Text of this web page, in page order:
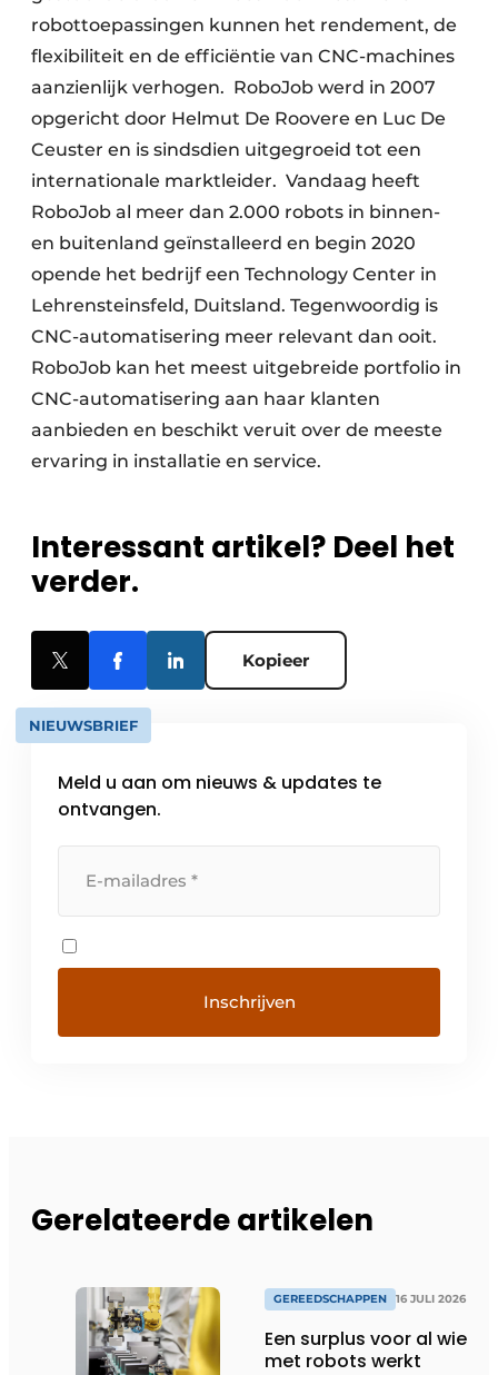
robottoepassingen kunnen het rendement, de
flexibiliteit en de efficiëntie van CNC-machines
aanzienlijk verhogen. RoboJob werd in 2007
opgericht door Helmut De Roovere en Luc De
Ceuster en is sindsdien uitgegroeid tot een
internationale marktleider. Vandaag heeft
RoboJob al meer dan 2.000 robots in binnen-
en buitenland geïnstalleerd en begin 2020
opende het bedrijf een Technology Center in
Lehrensteinsfeld, Duitsland. Tegenwoordig is
CNC-automatisering meer relevant dan ooit.
RoboJob kan het meest uitgebreide portfolio in
CNC-automatisering aan haar klanten
aanbieden en beschikt veruit over de meeste
ervaring in installatie en service.
Interessant artikel? Deel het
verder.
Kopieer
NIEUWSBRIEF
Meld u aan om nieuws & updates te
ontvangen.
Gerelateerde artikelen
GEREEDSCHAPPEN 16 JULI 2026
Een surplus voor al wie
met robots werkt